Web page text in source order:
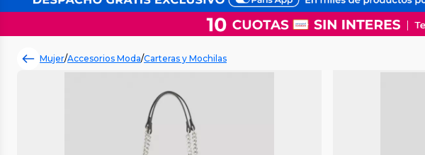
Mujer/Accesorios Moda/Carteras y Mochilas